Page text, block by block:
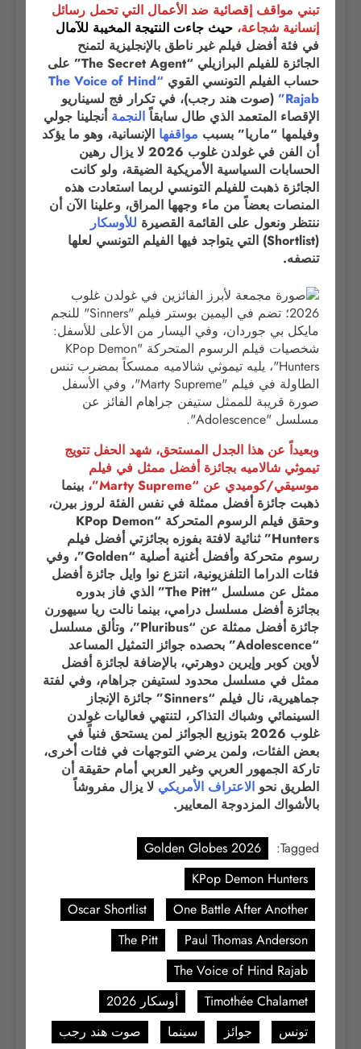
تبني مواقف إقصائية ضد الأعمال التي تحمل رسائل
إنسانية شجاعة، حيث جاءت النتيجة المخيبة للآمال
في فئة أفضل فيلم غير ناطق بالإنجليزية لتمنح
الجائزة للفيلم البرازيلي “The Secret Agent” على
حساب الفيلم التونسي القوي
“The Voice of Hind
Rajab”
(صوت هند رجب)، في تكرار فج لسيناريو
الإقصاء المتعمد الذي طال سابقاًالنجمة أنجلينا جولي
وفيلمها “ماريا” بسبب مواقفها الإنسانية، وهو ما يؤكد
أن الفن في غولدن غلوب 2026 لا يزال رهين
الحسابات السياسية الأمريكية الضيقة، ولو كانت
الجائزة ذهبت للفيلم التونسي لربما استعادت هذه
المنصات بعضاً من ماء وجهها المراق، وعلينا الآن أن
ننتظر ونعول على القائمة القصيرة للأوسكار
(Shortlist) التي يتواجد فيها الفيلم التونسي لعلها
تنصفه.
وبعيداً عن هذا الجدل المستحق، شهد الحفل تتويج
تيموثي شالاميه بجائزة أفضل ممثل في فيلم
موسيقي/كوميدي عن “Marty Supreme”،
بينما
ذهبت جائزة أفضل ممثلة في نفس الفئة لروز بيرن،
وحقق فيلم الرسوم المتحركة “KPop Demon
Hunters” ثنائية لافتة بفوزه بجائزتي أفضل فيلم
رسوم متحركة وأفضل أغنية أصلية “Golden”، وفي
فئات الدراما التلفزيونية، انتزع نوا وايل جائزة أفضل
ممثل عن مسلسل “The Pitt” الذي فاز بدوره
بجائزة أفضل مسلسل درامي، بينما نالت ريا سيهورن
جائزة أفضل ممثلة عن “Pluribus”، وتألق مسلسل
“Adolescence” بحصده جوائز التمثيل المساعد
لأوين كوبر وإيرين دوهرتي، بالإضافة لجائزة أفضل
ممثل في مسلسل محدود لستيفن جراهام، وفي لفتة
جماهيرية، نال فيلم “Sinners” جائزة الإنجاز
السينمائي وشباك التذاكر، لتنتهي فعاليات غولدن
غلوب 2026 بتوزيع الجوائز لمن يستحق فنياً في
بعض الفئات، ولمن يرضي التوجهات في فئات أخرى،
تاركة الجمهور العربي وغير العربي أمام حقيقة أن
الطريق نحو الاعتراف الأمريكي لا يزال مفروشاً
بالأشواك المزدوجة المعايير.
Tagged:
Golden Globes 2026
KPop Demon Hunters
One Battle After Another
Oscar Shortlist
Paul Thomas Anderson
The Pitt
The Voice of Hind Rajab
Timothée Chalamet
أوسكار 2026
تونس
جوائز سينما
صوت هند رجب